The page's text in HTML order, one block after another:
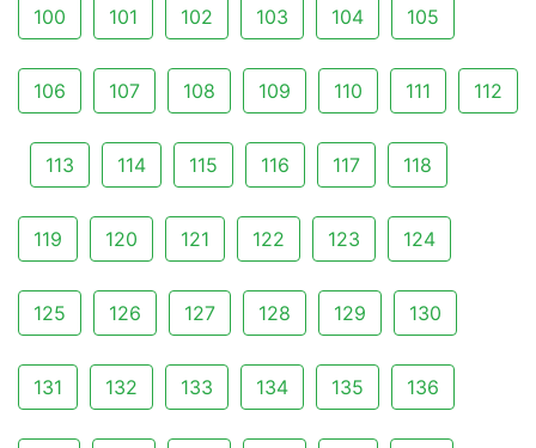
100 101 102 103 104 105
106 107 108 109 110 111 112
113 114 115 116 117 118
119 120 121 122 123 124
125 126 127 128 129 130
131 132 133 134 135 136